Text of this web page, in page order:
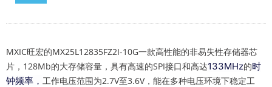
MXIC旺宏的MX25L12835FZ2I-10G一款高性能的非易失性存储器芯
片，128Mb的大存储容量，具有高速的SPI接口和高达133MHz的时
钟频率， 工作电压范围为2.7V至3.6V，能在多种电压环境下稳定工